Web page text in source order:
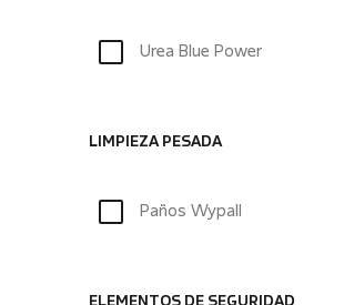
Urea Blue Power
LIMPIEZA PESADA
Paños Wypall